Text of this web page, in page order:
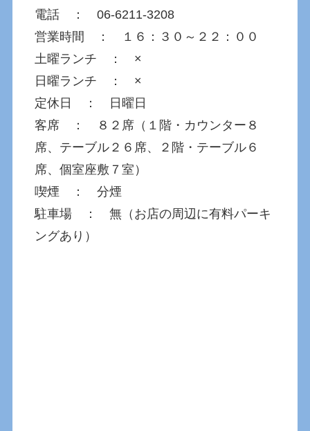
電話 ： 06-6211-3208
営業時間 ： １６：３０～２２：００
土曜ランチ ： ×
日曜ランチ ： ×
定休日 ： 日曜日
客席 ： ８２席（１階・カウンター８
席、テーブル２６席、２階・テーブル６
席、個室座敷７室）
喫煙 ： 分煙
駐車場 ： 無（お店の周辺に有料パーキ
ングあり）